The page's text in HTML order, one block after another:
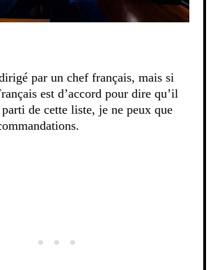
par un chef français, mais si
est d’accord pour dire qu’il
de cette liste, je ne peux que